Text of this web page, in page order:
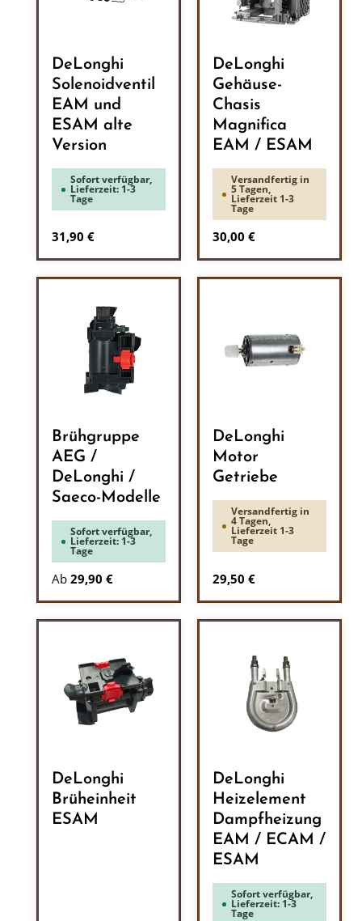
DeLonghi
Solenoidventil
EAM und
ESAM alte
Version
Sofort verfügbar,
Lieferzeit: 1-3
Tage
Regulärer Preis:
31,90 €
DeLonghi
Gehäuse-
Chasis
Magnifica
EAM / ESAM
Versandfertig in
5 Tagen,
Lieferzeit 1-3
Tage
Regulärer Preis:
30,00 €
Brühgruppe
AEG /
DeLonghi /
Saeco-Modelle
Sofort verfügbar,
Lieferzeit: 1-3
Tage
Ab 29,90 €
DeLonghi
Motor
Getriebe
Versandfertig in
4 Tagen,
Lieferzeit 1-3
Tage
Regulärer Preis:
29,50 €
DeLonghi
Brüheinheit
ESAM
DeLonghi
Heizelement
Dampfheizung
EAM / ECAM /
ESAM
Sofort verfügbar,
Lieferzeit: 1-3
Tage